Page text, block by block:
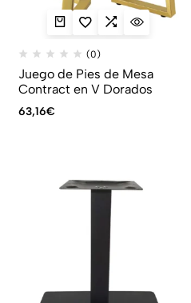
(0)
Juego de Pies de Mesa
Contract en V Dorados
63,16€